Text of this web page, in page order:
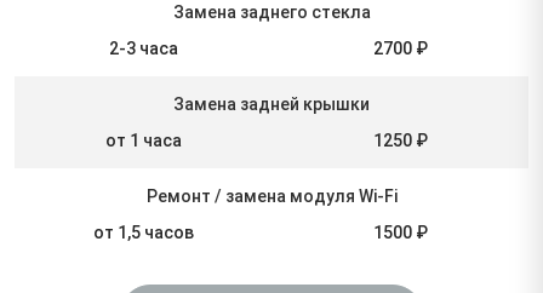
Замена заднего стекла
2-3 часа
2700 ₽
Замена задней крышки
от 1 часа
1250 ₽
Ремонт / замена модуля Wi-Fi
от 1,5 часов
1500 ₽